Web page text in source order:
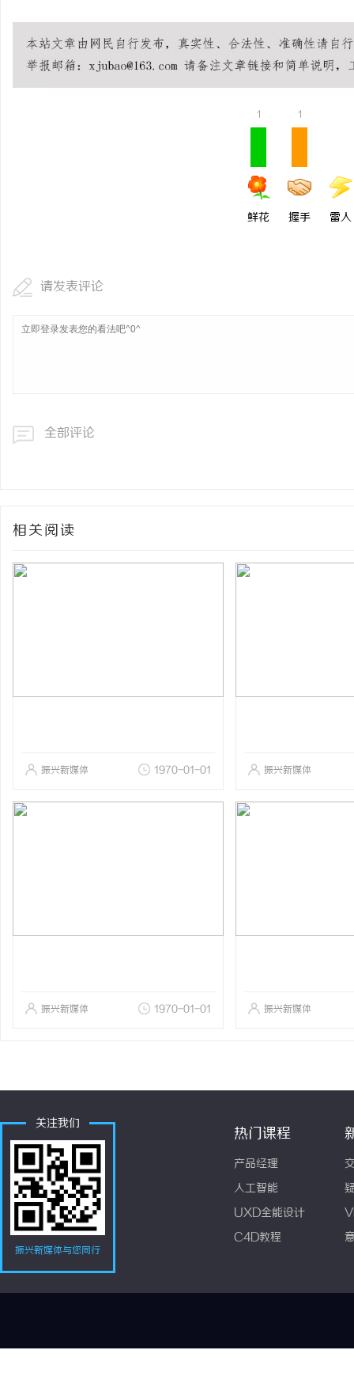
1
鲜花
1
握手 雷人
请发表评论
全部评论
相关阅读
振兴新媒体 1970-01-01 振兴新媒体
振兴新媒体 1970-01-01 振兴新媒体
关注我们
振兴新媒体与您同行
热门课程
产品经理
人工智能
UXD全能设计
C4D教程